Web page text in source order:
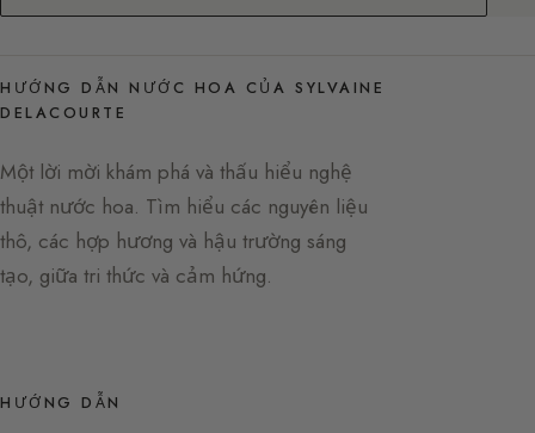
HƯỚNG DẪN NƯỚC HOA CỦA SYLVAINE
DELACOURTE
Một lời mời khám phá và thấu hiểu nghệ
thuật nước hoa. Tìm hiểu các nguyên liệu
thô, các hợp hương và hậu trường sáng
tạo, giữa tri thức và cảm hứng.
HƯỚNG DẪN